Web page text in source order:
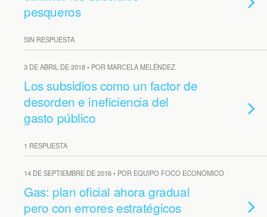
pesqueros
SIN RESPUESTA
3 DE ABRIL DE 2018 • POR MARCELA MELÉNDEZ
Los subsidios como un factor de
desorden e ineficiencia del
gasto público
1 RESPUESTA
14 DE SEPTIEMBRE DE 2016 • POR EQUIPO FOCO ECONÓMICO
Gas: plan oficial ahora gradual
pero con errores estratégicos